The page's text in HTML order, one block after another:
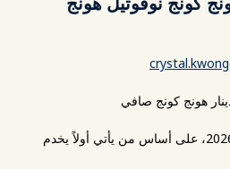
15 مايو 2026، على أساس من يأتي أولاً يخدم